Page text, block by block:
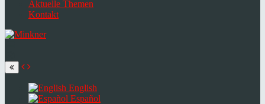
Aktuelle Themen
Kontakt
language
English
Español